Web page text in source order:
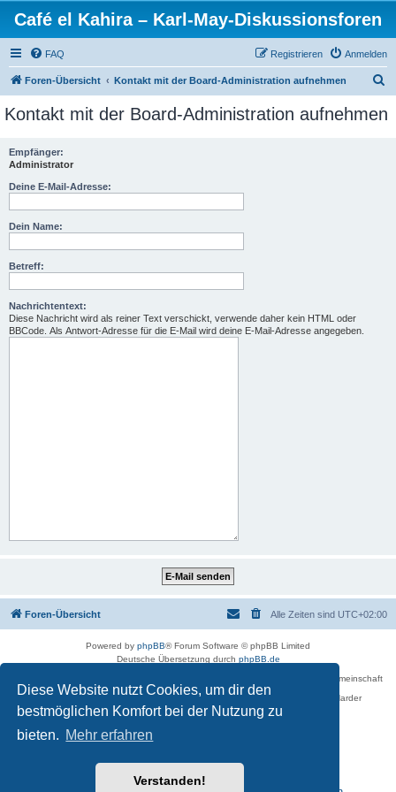
Diese Website nutzt Cookies, um dir den
bestmöglichen Komfort bei der Nutzung zu
bieten. Mehr erfahren
Verstanden!
Café el Kahira – Karl-May-Diskussionsforen
FAQ Anmelden
Registrieren
Foren-Übersicht Kontakt mit der Board-Administration aufnehmen
c
Kontakt mit der Board-Administration aufnehmen
Empfänger:
Administrator
Deine E-Mail-Adresse:
Dein Name:
Betreff:
Nachrichtentext:
Diese Nachricht wird als reiner Text verschickt, verwende daher kein HTML oder
BBCode. Als Antwort-Adresse für die E-Mail wird deine E-Mail-Adresse angegeben.
Foren-Übersicht Alle Zeiten sind UTC+02:00
Powered by phpBB® Forum Software © phpBB Limited
Deutsche Übersetzung durch phpBB.de
Betreiber des Forums für die Karl-May-Vereinigung – Arbeits- und Forschungsgemeinschaft
›Karl May‹ in Sachsen,
in Zusammenarbeit mit der Karl-May-Stiftung Radebeul bei Dresden: Ralf Harder
Impressum